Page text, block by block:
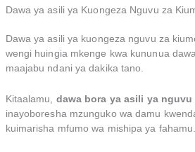
Dawa ya asili ya Kuongeza Nguvu za
Dawa ya asili ya kuongeza nguvu za
wengi huingia mkenge kwa kununua
maajabu ndani ya dakika tano.
Kitaalamu, dawa bora ya asili ya nguvu
inayoboresha mzunguko wa damu
kuimarisha mfumo wa mishipa ya fahamu.